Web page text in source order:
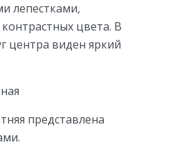
лепестками,
цвета. В
центра виден яркий
представлена